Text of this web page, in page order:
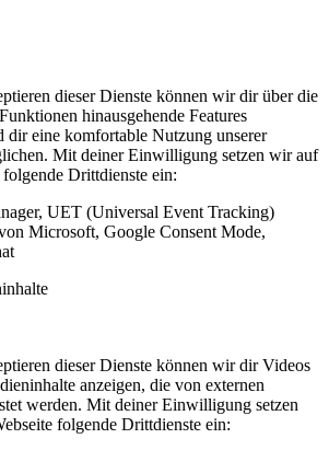
dieser Dienste können wir dir über die
hinausgehende Features
dir eine komfortable Nutzung unserer
Mit deiner Einwilligung setzen wir auf
folgende Drittdienste ein:
UET (Universal Event Tracking)
Microsoft, Google Consent Mode,
dieser Dienste können wir dir Videos
anzeigen, die von externen
werden. Mit deiner Einwilligung setzen
folgende Drittdienste ein: